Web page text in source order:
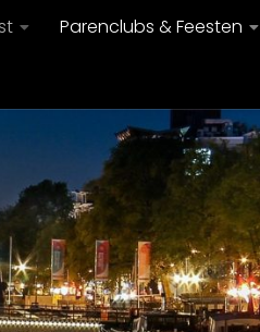
Parenclubs & Feesten